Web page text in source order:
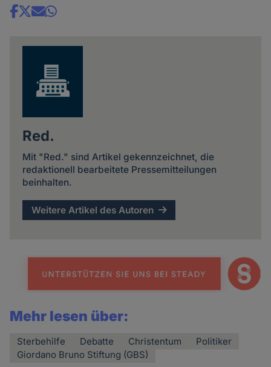
Share
Red.
Mit "Red." sind Artikel gekennzeichnet, die
redaktionell bearbeitete Pressemitteilungen
beinhalten.
Weitere Artikel des Autoren
Mehr lesen über:
Sterbehilfe Debatte Christentum
Politiker
Giordano Bruno Stiftung (GBS)